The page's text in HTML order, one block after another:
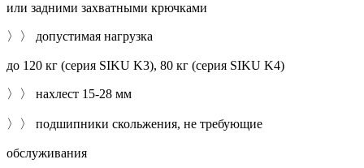
или задними захватными крючками
〉〉 допустимая нагрузка
до 120 кг (серия SIKU K3), 80 кг (серия SIKU K4)
〉〉 нахлест 15-28 мм
〉〉 подшипники скольжения, не требующие
обслуживания